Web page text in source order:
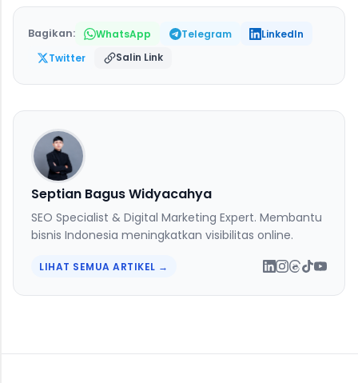
Bagikan: WhatsApp Telegram
LinkedIn
Twitter
Salin Link
Septian Bagus Widyacahya
SEO Specialist & Digital Marketing Expert. Membantu
bisnis Indonesia meningkatkan visibilitas online.
LIHAT SEMUA ARTIKEL →